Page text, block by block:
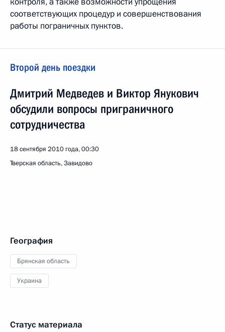
соответствующих процедур и совершенствования
работы пограничных пунктов.
Второй день поездки
Дмитрий Медведев и Виктор Янукович
обсудили вопросы приграничного
сотрудничества
18 сентября 2010 года, 00:30
Тверская область, Завидово
География
Брянская область
Украина
Статус материала